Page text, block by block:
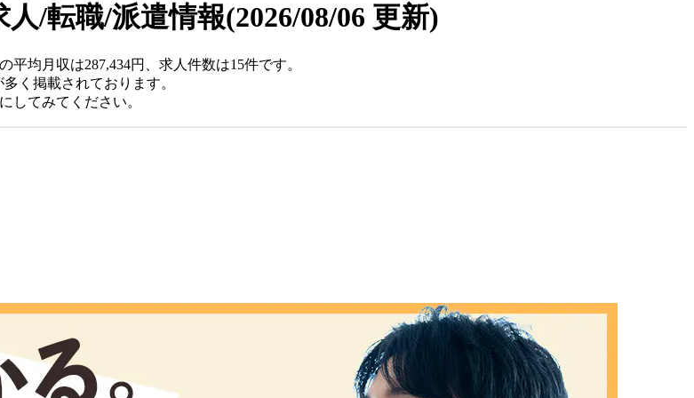
/転職/派遣情報(2026/08/06 更新)
均月収は287,434円、求人件数は15件です。
く掲載されております。
してみてください。